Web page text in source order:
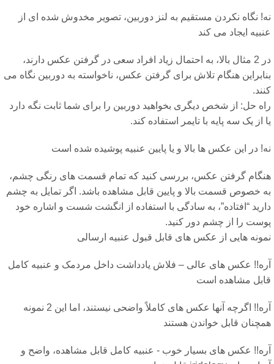
نگاه نکردن مستقیم به لنز دوربین، تصویر مخدوش شده ای از
ایجاد می کند
در 2 مثال بالا، به احتمال زیاد افراد سعی در گرفتن عکس دارند،
هنگام تلاش برای گرفتن عکس، ناخواسته به دوربین نگاه می
حل: از شخص دیگری بخواهید دوربین را برای شما ثابت نگه دارد
از یک سه پایه با تایمر استفاده کند.
در این عکس ها بالا و یا پایین عنبیه پوشیده شده است
گرفتن عکس، بررسی کنید که تمام قسمت های رنگی چشم،
خصوص قسمت بالا و پایین قابل مشاهده باشد. اگر تمایل به چشم
“افتاده”، به سادگی با استفاده از انگشت شست و اشاره خود
را از چشم دور کنید.
هایی از عکس های قابل قبول عنبیه ارسالی
عکس های عالی – فلاش یادداشت داخل مردمک و عنبیه کامل
مشاهده است
آره!! اگرچه آنها عکس های کاملاً واضحی نیستند، اما این 2 نمونه
قابل خواندن هستند
عکس های بسیار خوب - عنبیه کامل قابل مشاهده، واضح و